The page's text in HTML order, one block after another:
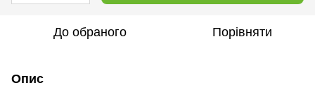
До обраного Порівняти
Опис